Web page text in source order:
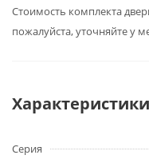
Cтоимость комплекта
пожалуйста, уточняйте у
Характеристики
Серия